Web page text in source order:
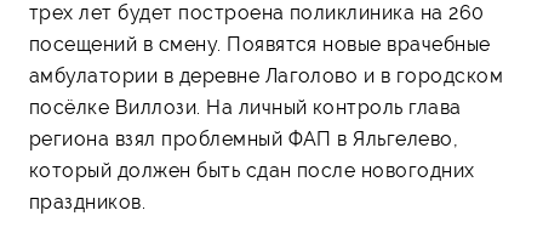
трех лет будет построена поликлиника на 260
посещений в смену. Появятся новые врачебные
амбулатории в деревне Лаголово и в городском
посёлке Виллози. На личный контроль глава
региона взял проблемный ФАП в Яльгелево,
который должен быть сдан после новогодних
праздников.